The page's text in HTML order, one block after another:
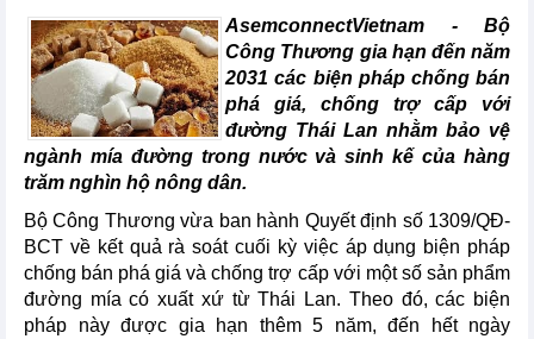
AsemconnectVietnam - Bộ
Công Thương gia hạn đến năm
2031 các biện pháp chống bán
phá giá, chống trợ cấp với
đường Thái Lan nhằm bảo vệ
ngành mía đường trong nước và sinh kế của hàng
trăm nghìn hộ nông dân.
Bộ Công Thương vừa ban hành Quyết định số 1309/QĐ-
BCT về kết quả rà soát cuối kỳ việc áp dụng biện pháp
chống bán phá giá và chống trợ cấp với một số sản phẩm
đường mía có xuất xứ từ Thái Lan. Theo đó, các biện
pháp này được gia hạn thêm 5 năm, đến hết ngày